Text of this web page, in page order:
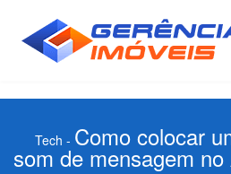
Tech - Como colocar
som de mensagem no